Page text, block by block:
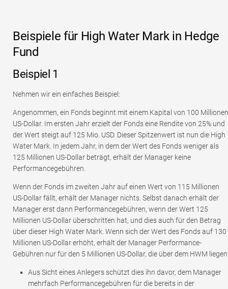
Beispiele für High Water Mark in Hedge
Fund
Beispiel 1
Nehmen wir ein einfaches Beispiel:
Angenommen, ein Fonds beginnt mit einem Kapital von 100 Millionen
US-Dollar. Im ersten Jahr erzielt der Fonds eine Rendite von 25% und
der Wert steigt auf 125 Mio. USD. Dieser Spitzenwert ist nun die High
Water Mark. In jedem Jahr, in dem der Wert des Fonds weniger als
125 Millionen US-Dollar beträgt, erhält der Manager keine
Performancegebühren.
Wenn der Fonds im zweiten Jahr auf einen Wert von 115 Millionen
US-Dollar fällt, erhält der Manager nichts. Selbst danach erhält der
Manager erst dann Performancegebühren, wenn der Wert 125
Millionen US-Dollar überschritten hat, und dies auch für den Betrag
über dieser High Water Mark. Wenn sich der Wert des Fonds auf 130
Millionen US-Dollar erhöht, erhält der Manager Performance-
Gebühren nur für den 5 Millionen US-Dollar, die über dem HWM
Aus Sicht eines Anlegers schützt dies ihn davor, dem Manager
mehrfach Performancegebühren für die bereits in der